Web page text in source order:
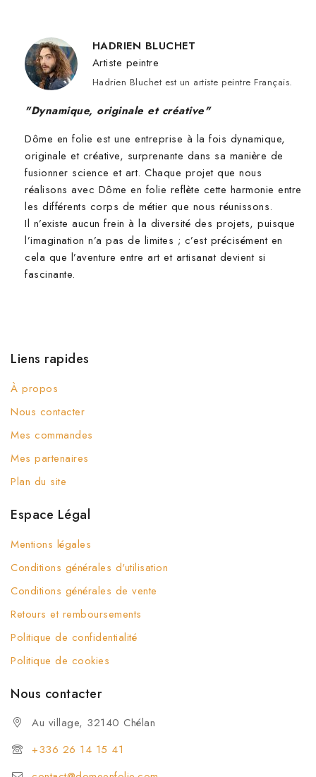
HADRIEN BLUCHET
Artiste peintre
Hadrien Bluchet est un artiste peintre Français.
"Dynamique, originale et créative"
Dôme en folie est une entreprise à la fois dynamique,
originale et créative, surprenante dans sa manière de
fusionner science et art. Chaque projet que nous
réalisons avec Dôme en folie reflète cette harmonie entre
les différents corps de métier que nous réunissons.
Il n’existe aucun frein à la diversité des projets, puisque
l’imagination n’a pas de limites ; c’est précisément en
cela que l’aventure entre art et artisanat devient si
fascinante.
Liens rapides
À propos
Nous contacter
Mes commandes
Mes partenaires
Plan du site
Espace Légal
Mentions légales
Conditions générales d'utilisation
Conditions générales de vente
Retours et remboursements
Politique de confidentialité
Politique de cookies
Nous contacter
Au village, 32140 Chélan
+336 26 14 15 41